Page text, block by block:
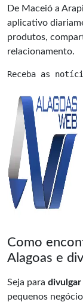
De Maceió a
aplicativo
produtos,
relacionamento.
Receba as
Como
Alagoas e
Seja para
pequenos